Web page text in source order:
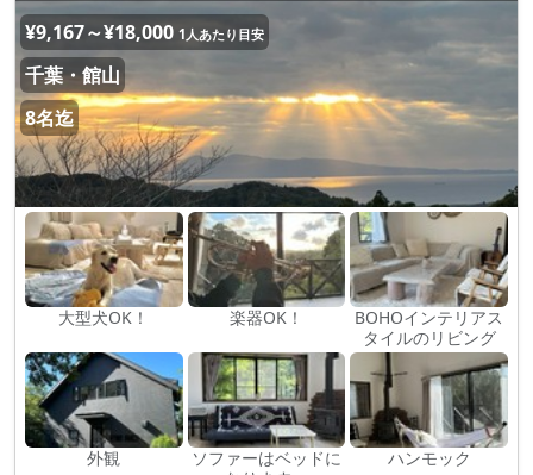
¥9,167～¥18,000 1人あたり目安
千葉・館山
8名迄
大型犬OK！ 楽器OK！
BOHOインテリアス
タイルのリビング
外観
ソファーはベッドに
ハンモック